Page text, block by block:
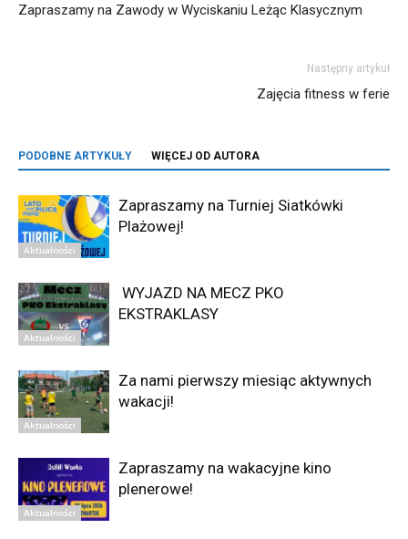
Zapraszamy na Zawody w Wyciskaniu Leżąc Klasycznym
Następny artykuł
Zajęcia fitness w ferie
PODOBNE ARTYKUŁY WIĘCEJ OD AUTORA
Aktualności
Zapraszamy na Turniej Siatkówki
Plażowej!
Aktualności
WYJAZD NA MECZ PKO
EKSTRAKLASY
Aktualności
Za nami pierwszy miesiąc aktywnych
wakacji!
Aktualności
Zapraszamy na wakacyjne kino
plenerowe!